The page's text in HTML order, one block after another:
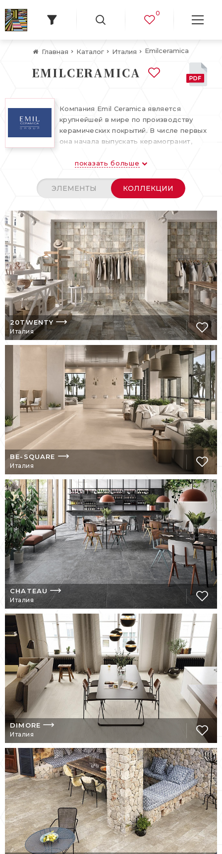
0
Главная Каталог Италия Emilceramica
EMILCERAMICA
Компания Emil Ceramica является
крупнейшей в мире по производству
керамических покрытий. В числе первых
она начала выпускать керамогранит,
покупателей. В огромном ассортименте
виды керамической плитки (напольной и
облицовочной), мозаика для всех типов
С 1961 года, когда была основана
компания, именно качеству всегда
уделялось первостепенное внимание.
Многоуровневый технический контроль
исключает попадание на склад готовой
продукции даже намека на брак.
Репутация Emil Ceramica в мире настолько
высока, что она пользуется абсолютным
доверием, как своих торговых партнеров,
так и миллионов покупателей.
Все виды керамических поверхностей Emil
Ceramica выпускаются коллекциями,
детально проработанными художниками
фабрики. Плитки каждой коллекции
идеально сочетаются по фактуре и цвету,
что способствует созданию гармоничного
завершенного интерьера в вашем доме. И
ничего удивительного в этом нет, потому
что над ним поработали лучшие мастера
своего дела – высокопрофессиональные
дизайнеры компании Emil Ceramica.
Идеи, лежащие в основе создания
коллекций подчинены одной главной цели
– помогать созданию оригинальных
интерьеров, созвучных характеру и
настроению людей. Очарование и
изысканность, которые придает
пространству продукция фабрики,
присущи каждой ее коллекции, потому что
они создаются с любовью и глубоким
знанием дела.
Коллекция учитывает не только
разнообразные вкусы своих клиентов, но и
различные взгляды на мир, присущие
современному обществу потребления.
Яркость и сдержанность, строгая классика
и элегантный модерн, венецианская
роскошь и пастельная прозрачность и
многое другое, отраженное в коллекциях
производителя, - способ выражения
людьми своего отношения к многоликой
жизни. Emil Ceramica – лишь одно из
средств выражения человеческой
сущности.
показать больше
ЭЛЕМЕНТЫ КОЛЛЕКЦИИ
20TWENTY
Италия
BE-SQUARE
Италия
CHATEAU
Италия
DIMORE
Италия